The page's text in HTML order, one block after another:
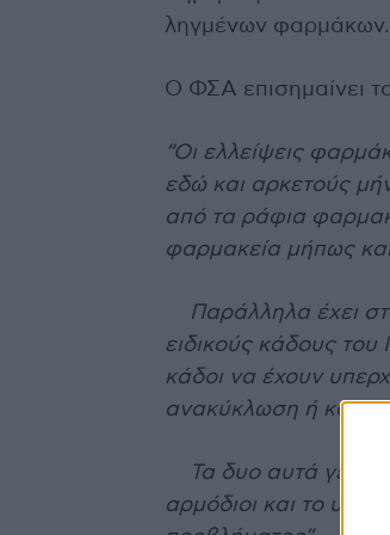
ληγμένων φαρμάκων.
Ο ΦΣΑ επισημαίνει
“Οι ελλείψεις
εδώ και αρκετούς
από τα ράφια
φαρμακεία μήπως
Παράλληλα έχει
ειδικούς κάδους
κάδοι να έχουν
ανακύκλωση ή
Τα δυο αυτά
αρμόδιοι και το